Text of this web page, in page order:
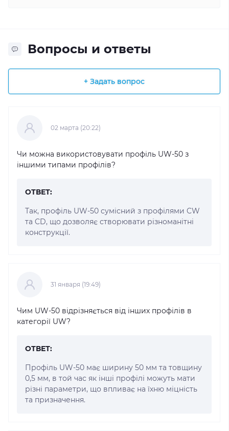
Вопросы и ответы
+ Задать вопрос
02 марта (20:22)
Чи можна використовувати профіль UW-50 з
іншими типами профілів?
ОТВЕТ:
Так, профіль UW-50 сумісний з профілями CW
та CD, що дозволяє створювати різноманітні
конструкції.
31 января (19:49)
Чим UW-50 відрізняється від інших профілів в
категорії UW?
ОТВЕТ:
Профіль UW-50 має ширину 50 мм та товщину
0,5 мм, в той час як інші профілі можуть мати
різні параметри, що впливає на їхню міцність
та призначення.